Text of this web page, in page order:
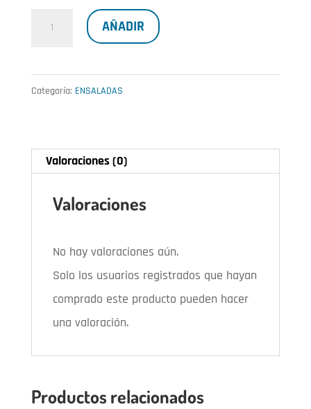
y
cantidad
AÑADIR
Categoría: ENSALADAS
Valoraciones (0)
Valoraciones
No hay valoraciones aún.
Solo los usuarios registrados que hayan
comprado este producto pueden hacer
una valoración.
Productos relacionados